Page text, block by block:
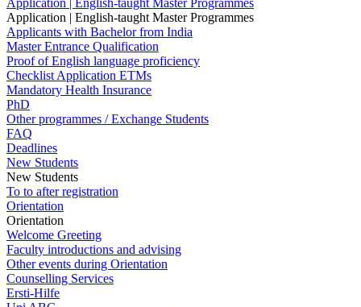
Application | English-taught Master Programmes
Application | English-taught Master Programmes
Applicants with Bachelor from India
Master Entrance Qualification
Proof of English language proficiency
Checklist Application ETMs
Mandatory Health Insurance
PhD
Other programmes / Exchange Students
FAQ
Deadlines
New Students
New Students
To to after registration
Orientation
Orientation
Welcome Greeting
Faculty introductions and advising
Other events during Orientation
Counselling Services
Ersti-Hilfe